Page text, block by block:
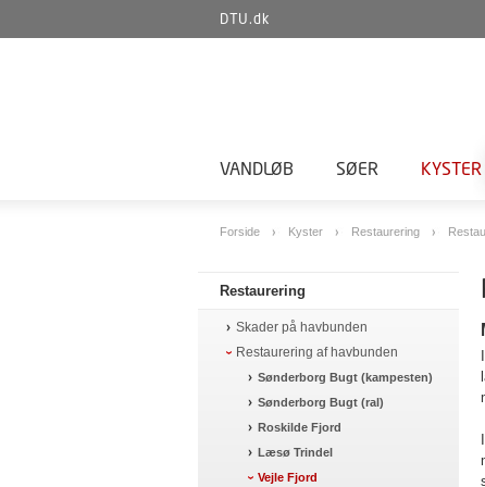
DTU.dk
VANDLØB SØER KYSTER
Forside Kyster Restaurering
Restaurering
Skader på havbunden
Restaurering af havbunden
Sønderborg Bugt (kampesten)
Sønderborg Bugt (ral)
Roskilde Fjord
Læsø Trindel
Vejle Fjord